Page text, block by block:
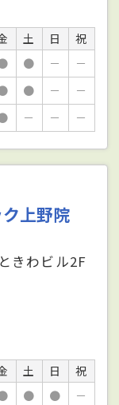
土 日
祝
● －
－
● －
－
－ － －
上野院
きわビル2F
土 日
祝
● ●
－